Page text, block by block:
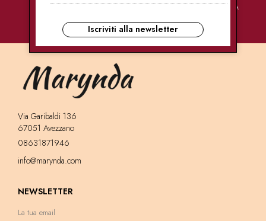
PAGAMENTI
CONSEGNE
ULTRA RAPIDE
ASSISTENZA
Via Garibaldi 136
67051 Avezzano
08631871946
info@marynda.com
NEWSLETTER
Iscriviti alla newsletter